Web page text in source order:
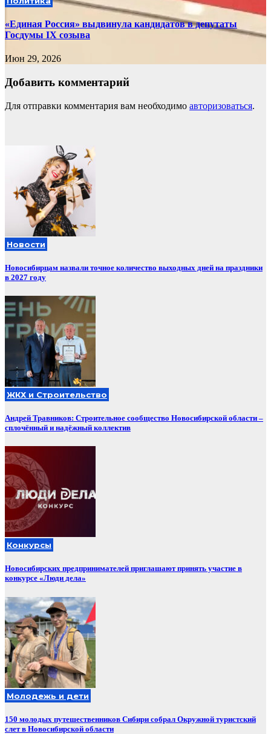
«Единая Россия» выдвинула кандидатов в депутаты
Госдумы IX созыва
Июн 29, 2026
Добавить комментарий
Для отправки комментария вам необходимо авторизоваться.
Новости
Новосибирцам назвали точное количество выходных дней на праздники
в 2027 году
ЖКХ и Строительство
Андрей Травников: Строительное сообщество Новосибирской области –
сплочённый и надёжный коллектив
Конкурсы
Новосибирских предпринимателей приглашают принять участие в
конкурсе «Люди дела»
Молодежь и дети
150 молодых путешественников Сибири собрал Окружной туристский
слет в Новосибирской области